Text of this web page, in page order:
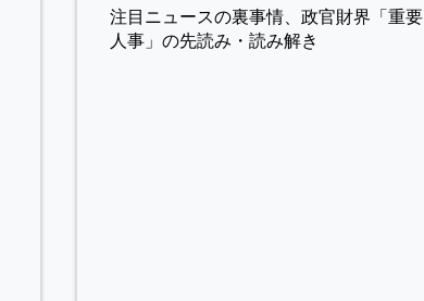
注目ニュースの裏事情、政官財界「重要
人事」の先読み・読み解き